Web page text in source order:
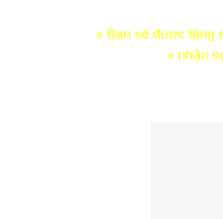
» Bạn sẽ được tặng
» nhận